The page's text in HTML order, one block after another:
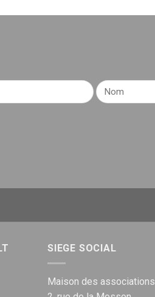
SIEGE SOCIAL
Maison des associations